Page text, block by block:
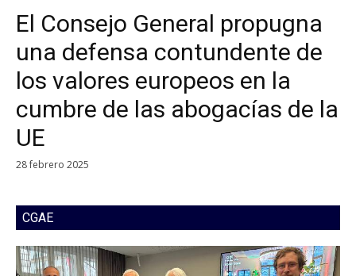
El Consejo General propugna
una defensa contundente de
los valores europeos en la
cumbre de las abogacías de la
UE
28 febrero 2025
CGAE